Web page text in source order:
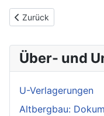
Vorheriger Beitrag:
Zurück
Über- und
U-Verlagerungen
Altbergbau: